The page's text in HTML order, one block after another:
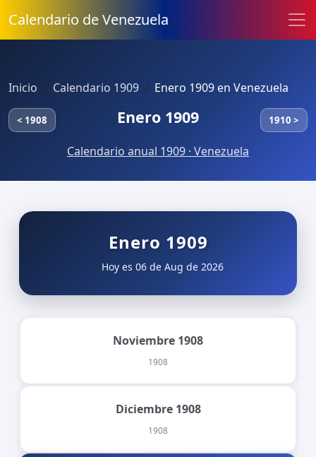
Calendario de Venezuela
Inicio Calendario 1909 Enero 1909 en Venezuela
< 1908 Enero 1909 1910 >
Calendario anual 1909 · Venezuela
Enero 1909
Hoy es 06 de Aug de 2026
Noviembre 1908
1908
Diciembre 1908
1908